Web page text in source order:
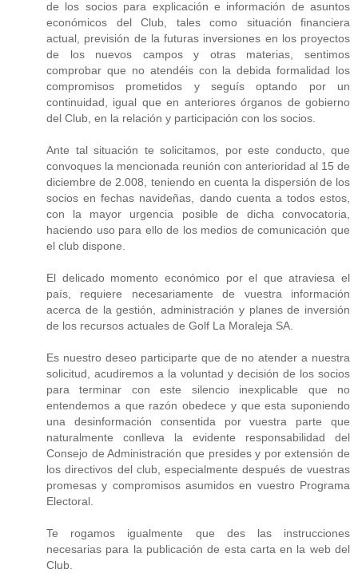
de los socios para explicación e información de asuntos
económicos del Club, tales como situación financiera
actual, previsión de la futuras inversiones en los proyectos
de los nuevos campos y otras materias, sentimos
comprobar que no atendéis con la debida formalidad los
compromisos prometidos y seguís optando por un
continuidad, igual que en anteriores órganos de gobierno
del Club, en la relación y participación con los socios.
Ante tal situación te solicitamos, por este conducto, que
convoques la mencionada reunión con anterioridad al 15 de
diciembre de 2.008, teniendo en cuenta la dispersión de los
socios en fechas navideñas, dando cuenta a todos estos,
con la mayor urgencia posible de dicha convocatoria,
haciendo uso para ello de los medios de comunicación que
el club dispone.
El delicado momento económico por el que atraviesa el
país, requiere necesariamente de vuestra información
acerca de la gestión, administración y planes de inversión
de los recursos actuales de Golf La Moraleja SA.
Es nuestro deseo participarte que de no atender a nuestra
solicitud, acudiremos a la voluntad y decisión de los socios
para terminar con este silencio inexplicable que no
entendemos a que razón obedece y que esta suponiendo
una desinformación consentida por vuestra parte que
naturalmente conlleva la evidente responsabilidad del
Consejo de Administración que presides y por extensión de
los directivos del club, especialmente después de vuestras
promesas y compromisos asumidos en vuestro Programa
Electoral.
Te rogamos igualmente que des las instrucciones
necesarias para la publicación de esta carta en la web del
Club.